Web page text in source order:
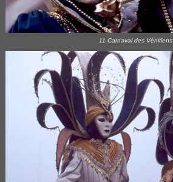
11 Carnaval des Vénitiens